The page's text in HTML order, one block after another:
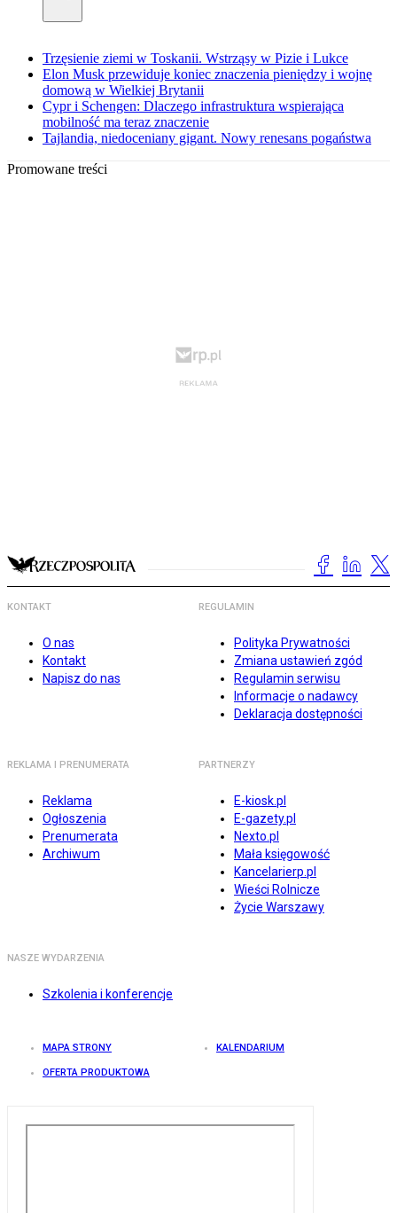
Trzęsienie ziemi w Toskanii. Wstrząsy w Pizie i Lukce
Elon Musk przewiduje koniec znaczenia pieniędzy i wojnę
domową w Wielkiej Brytanii
Cypr i Schengen: Dlaczego infrastruktura wspierająca
mobilność ma teraz znaczenie
Tajlandia, niedoceniany gigant. Nowy renesans pogaństwa
Promowane treści
KONTAKT
O nas
Kontakt
Napisz do nas
REGULAMIN
Polityka Prywatności
Zmiana ustawień zgód
Regulamin serwisu
Informacje o nadawcy
Deklaracja dostępności
REKLAMA I PRENUMERATA
Reklama
Ogłoszenia
Prenumerata
Archiwum
PARTNERZY
E-kiosk.pl
E-gazety.pl
Nexto.pl
Mała księgowość
Kancelarierp.pl
Wieści Rolnicze
Życie Warszawy
NASZE WYDARZENIA
Szkolenia i konferencje
MAPA STRONY KALENDARIUM
OFERTA PRODUKTOWA